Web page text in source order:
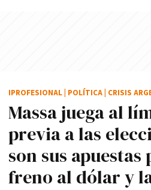
Massa juega al
previa a las
son sus
freno al dólar y
IPROFESIONAL POLÍTICA CRISIS